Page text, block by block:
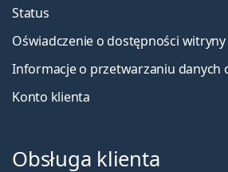
Status
Oświadczenie o dostępności
Informacje o przetwarzaniu danych
Konto klienta
Obsługa klienta